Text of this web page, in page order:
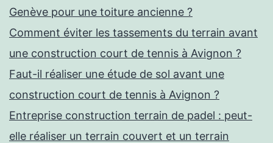
Genève pour une toiture ancienne ?
Comment éviter les tassements du terrain avant
une construction court de tennis à Avignon ?
Faut-il réaliser une étude de sol avant une
construction court de tennis à Avignon ?
Entreprise construction terrain de padel : peut-
elle réaliser un terrain couvert et un terrain